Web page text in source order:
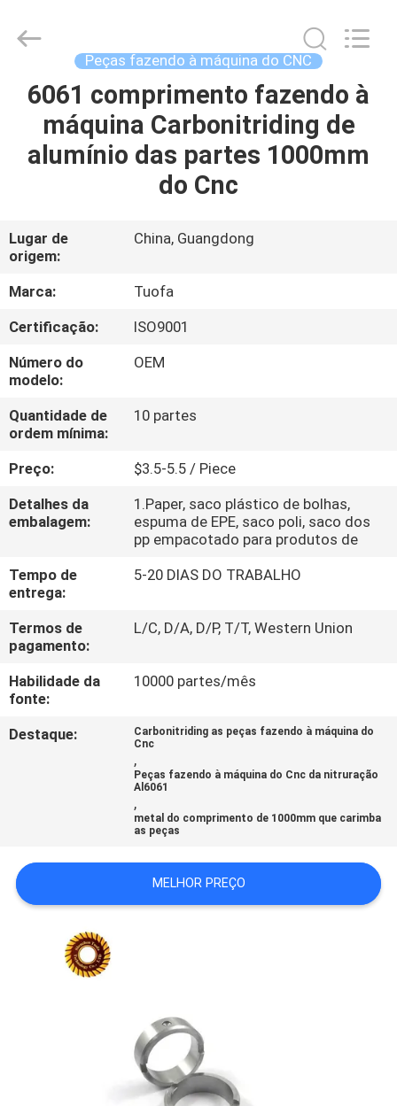
PARA
CASA
SOBRE
NÓS
VISITA
À
FÁBRICA
CONTROLE
DE
QUALIDADE
CONTACTE-
NOS
NOTÍCIAS
SOLICITE
UM
ORÇAMENTO
SITE
POLÍTICA
Tuofa
Technology
Reserved.
Peças fazendo à máquina do CNC
6061 comprimento fazendo à
máquina Carbonitriding de
alumínio das partes 1000mm
do Cnc
Lugar de
origem:
China, Guangdong
Marca:
Tuofa
Certificação:
ISO9001
Número do
modelo:
OEM
Quantidade de
ordem mínima:
10 partes
Preço:
$3.5-5.5 / Piece
Detalhes da
embalagem:
1.Paper, saco plástico de bolhas,
espuma de EPE, saco poli, saco dos
pp empacotado para produtos de
Tempo de
entrega:
5-20 DIAS DO TRABALHO
Termos de
pagamento:
L/C, D/A, D/P, T/T, Western Union
Habilidade da
fonte:
10000 partes/mês
Destaque:
Carbonitriding as peças fazendo à máquina do
Cnc
,
Peças fazendo à máquina do Cnc da nitruração
Al6061
,
metal do comprimento de 1000mm que carimba
as peças
MELHOR PREÇO